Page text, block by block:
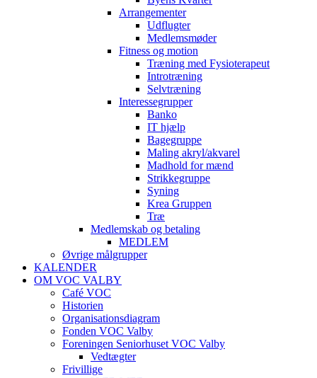
Arrangementer
Udflugter
Medlemsmøder
Fitness og motion
Træning med Fysioterapeut
Introtræning
Selvtræning
Interessegrupper
Banko
IT hjælp
Bagegruppe
Maling akryl/akvarel
Madhold for mænd
Strikkegruppe
Syning
Krea Gruppen
Træ
Medlemskab og betaling
MEDLEM
Øvrige målgrupper
KALENDER
OM VOC VALBY
Café VOC
Historien
Organisationsdiagram
Fonden VOC Valby
Foreningen Seniorhuset VOC Valby
Vedtægter
Frivillige